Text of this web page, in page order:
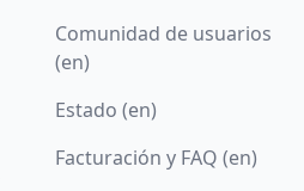
Comunidad de usuarios
(en)
Estado (en)
Facturación y FAQ (en)